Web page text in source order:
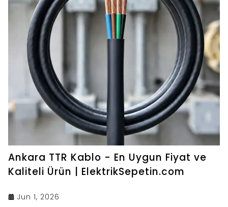
Ankara TTR Kablo - En Uygun Fiyat ve
Kaliteli Ürün | ElektrikSepetin.com
Jun 1, 2026